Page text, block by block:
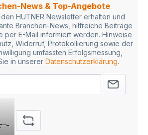
News & Top-Angebote
HUTNER Newsletter erhalten und
Branchen-News, hilfreiche Beiträge
per E-Mail informiert werden. Hinweise
Widerruf, Protokollierung sowie der
umfassten Erfolgsmessung,
in unserer Datenschutzerklärung.